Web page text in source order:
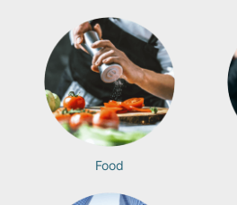
Food